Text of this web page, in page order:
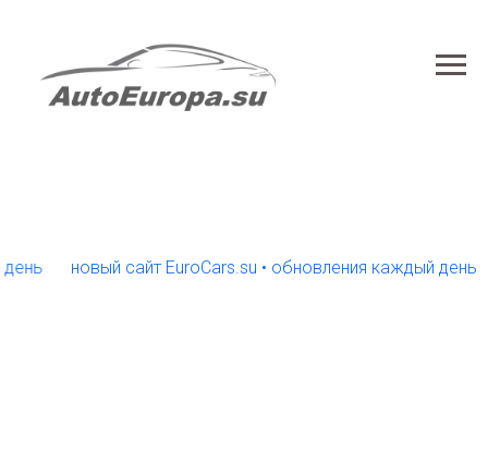
новый сайт EuroCars.su • обновления каждый день